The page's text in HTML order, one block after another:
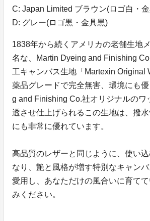
C: Japan Limited ブラウン(ロゴ白・
D: グレー(ロゴ黒・金具黒)
1838年から続くアメリカの老舗生地
名な、Martin Dyeing and Finishing
工キャンバス生地「Martexin Original
薬品グレードで完全無害、環境にも
g and Finishing Co.社オリジナルのワ
透させ仕上げられるこの生地は、撥
にも非常に優れています。
高品質のレザーと同じように、使い込
なり、艶と風格が増す特別なキャンバ
愛用し、あなただけの風合いに育て
みください。